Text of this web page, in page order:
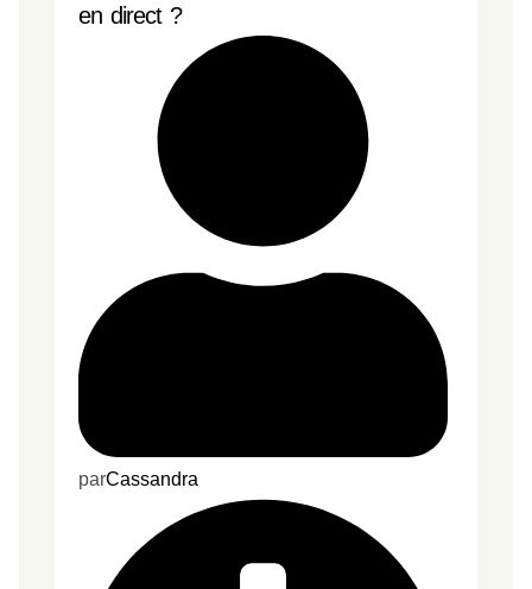
en direct ?
parCassandra